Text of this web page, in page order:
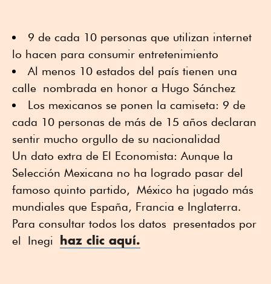
9 de cada 10 personas que utilizan internet
lo hacen para consumir entretenimiento
Al menos 10 estados del país tienen una
calle nombrada en honor a Hugo Sánchez
Los mexicanos se ponen la camiseta: 9 de
cada 10 personas de más de 15 años declaran
sentir mucho orgullo de su nacionalidad
Un dato extra de El Economista: Aunque la
Selección Mexicana no ha logrado pasar del
famoso quinto partido, México ha jugado más
mundiales que España, Francia e Inglaterra.
Para consultar todos los datos presentados por
el Inegi
haz clic aquí.